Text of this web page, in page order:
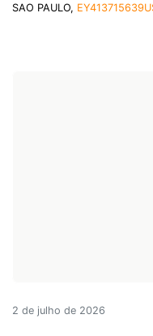
SAO PAULO,
2 de julho de 2026